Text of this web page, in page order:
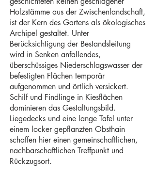
Holzstämme aus der Zwischenlandschaft,
ist der Kern des Gartens als ökologisches
Archipel gestaltet. Unter
Berücksichtigung der Bestandsleitung
wird in Senken anfallendes,
überschüssiges Niederschlagswasser der
befestigten Flächen temporär
aufgenommen und örtlich versickert.
Schilf und Findlinge in Kiesflächen
dominieren das Gestaltungsbild.
Liegedecks und eine lange Tafel unter
einem locker gepflanzten Obsthain
schaffen hier einen gemeinschaftlichen,
nachbarschaftlichen Treffpunkt und
Rückzugsort.